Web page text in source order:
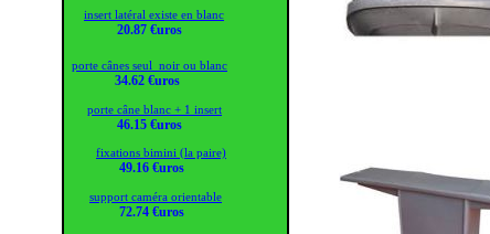
porte câne blanc + 1 insert
46.15 €uros
fixations bimini (la paire)
49.16 €uros
support caméra orientable
72.74 €uros
porte cânes seul noir ou blanc
34.62 €uros
insert latéral existe en blanc
20.87 €uros